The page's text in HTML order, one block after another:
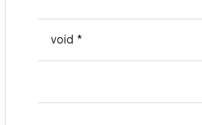
void *